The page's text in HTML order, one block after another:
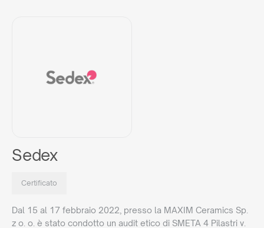
Sedex
Certificato
Dal 15 al 17 febbraio 2022, presso la MAXIM Ceramics Sp.
z o. o. è stato condotto un audit etico di SMETA 4 Pilastri v.